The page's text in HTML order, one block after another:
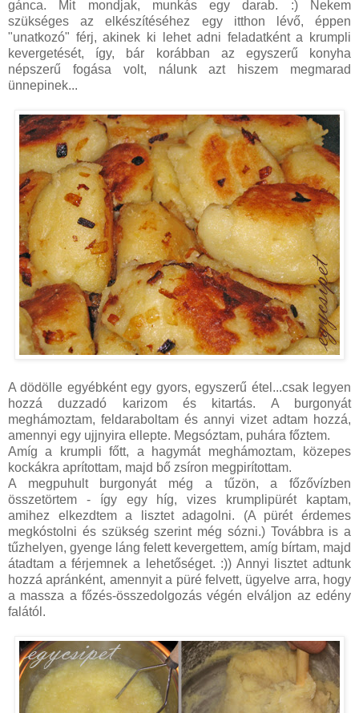
gánca. Mit mondjak, munkás egy darab. :) Nekem
szükséges az elkészítéséhez egy itthon lévő, éppen
"unatkozó" férj, akinek ki lehet adni feladatként a krumpli
kevergetését, így, bár korábban az egyszerű konyha
népszerű fogása volt, nálunk azt hiszem megmarad
ünnepinek...
A dödölle egyébként egy gyors, egyszerű étel...csak legyen
hozzá duzzadó karizom és kitartás. A burgonyát
meghámoztam, feldaraboltam és annyi vizet adtam hozzá,
amennyi egy ujjnyira ellepte. Megsóztam, puhára főztem.
Amíg a krumpli főtt, a hagymát meghámoztam, közepes
kockákra aprítottam, majd bő zsíron megpirítottam.
A megpuhult burgonyát még a tűzön, a főzővízben
összetörtem - így egy híg, vizes krumplipürét kaptam,
amihez elkezdtem a lisztet adagolni. (A pürét érdemes
megkóstolni és szükség szerint még sózni.) Továbbra is a
tűzhelyen, gyenge láng felett kevergettem, amíg bírtam, majd
átadtam a férjemnek a lehetőséget. :)) Annyi lisztet adtunk
hozzá apránként, amennyit a püré felvett, ügyelve arra, hogy
a massza a főzés-összedolgozás végén elváljon az edény
falától.